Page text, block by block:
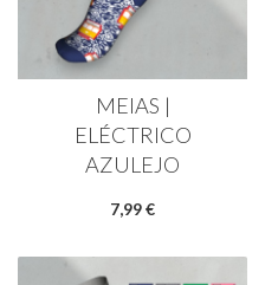
MEIAS |
ELÉCTRICO
AZULEJO
7,99 €